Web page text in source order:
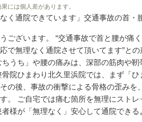
には個人差があります。
く通院できています」交通事故の首
ございます。 “交通事故で首と腰が痛
で無理なく通院させて頂いてます”と
うち」や腰の痛みは、深部の筋肉や
院ひまわり北久里浜院では、まず「
の後、事故の衝撃による骨格の歪みを
。 ご自宅では痛む箇所を無理にスト
様が「無理なく」安心して通院でき